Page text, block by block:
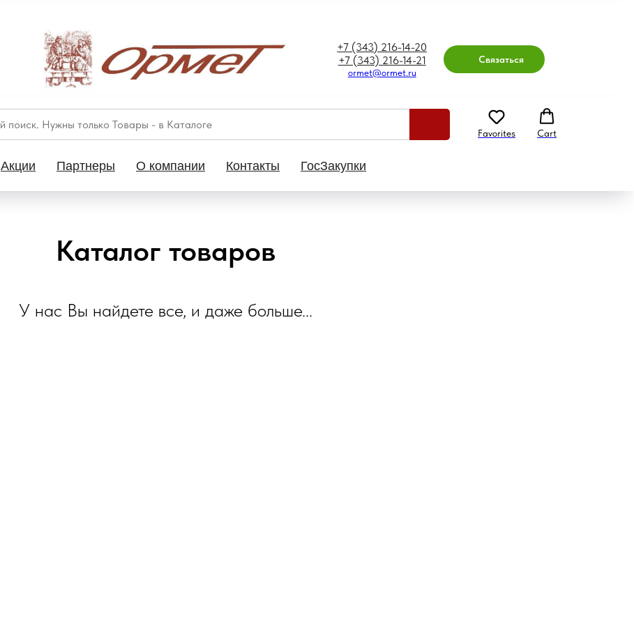
+7 (343) 216-14-20
+7 (343) 216-14-21
ormet@ormet.ru
Связаться
Favorites Cart
Акции Партнеры О компании Контакты ГосЗакупки
Каталог товаров
У нас Вы найдете все, и даже больше...